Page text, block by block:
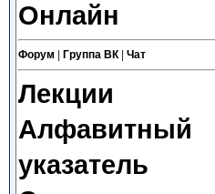
Онлайн
Форум Группа ВК| Чат
Лекции
Алфавитный
указатель